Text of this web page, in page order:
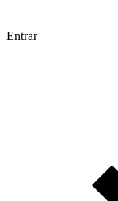
Entrar